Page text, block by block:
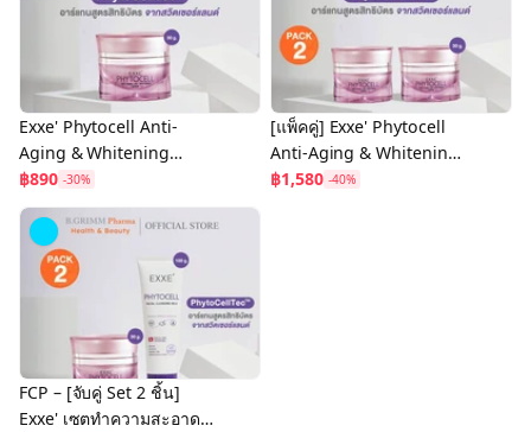
Exxe' Phytocell Anti-
Aging & Whitening
Serum 30 g. สเต็มเซลล์
จากต้นอ่อนอาร์แกน ผิวอ่อน
เยาว์
฿890 -30%
[แพ็คคู่] Exxe' Phytocell
Anti-Aging & Whitening
Serum สเต็มเซลล์
฿1,580 -40%
FCP – [จับคู่ Set 2 ชิ้น]
Exxe' เซตทำความสะอาด